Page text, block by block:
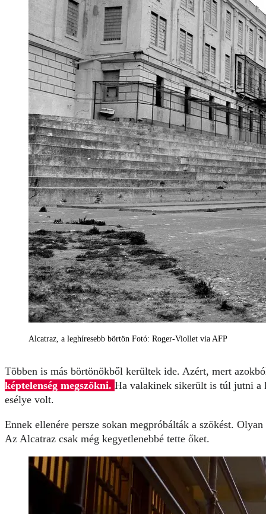
Alcatraz, a leghíresebb börtön Fotó: Roger-Viollet via AFP
Többen is más börtönökből kerültek ide. Azért, mert
képtelenség megszökni. Ha valakinek sikerült is túl jutni a
esélye volt.
Ennek ellenére persze sokan megpróbálták a szökést. Olyan
Az Alcatraz csak még kegyetlenebbé tette őket.